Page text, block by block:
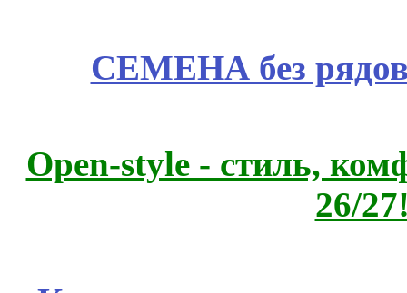
СЕМЕНА без
Open-style - стиль,
26/